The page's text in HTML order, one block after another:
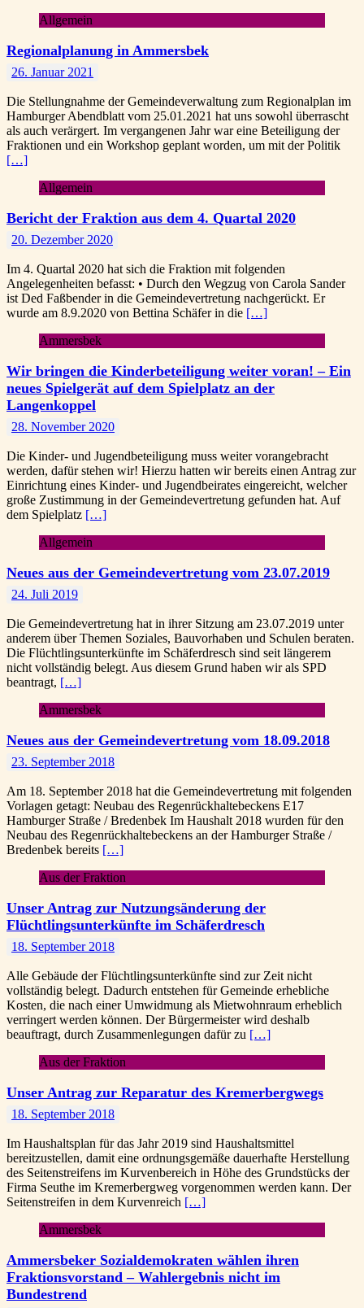
Allgemein
Regionalplanung in Ammersbek
26. Januar 2021
Die Stellungnahme der Gemeindeverwaltung zum Regionalplan im
Hamburger Abendblatt vom 25.01.2021 hat uns sowohl überrascht
als auch verärgert. Im vergangenen Jahr war eine Beteiligung der
Fraktionen und ein Workshop geplant worden, um mit der Politik
[…]
Allgemein
Bericht der Fraktion aus dem 4. Quartal 2020
20. Dezember 2020
Im 4. Quartal 2020 hat sich die Fraktion mit folgenden
Angelegenheiten befasst: • Durch den Wegzug von Carola Sander
ist Ded Faßbender in die Gemeindevertretung nachgerückt. Er
wurde am 8.9.2020 von Bettina Schäfer in die […]
Ammersbek
Wir bringen die Kinderbeteiligung weiter voran! – Ein
neues Spielgerät auf dem Spielplatz an der
Langenkoppel
28. November 2020
Die Kinder- und Jugendbeteiligung muss weiter vorangebracht
werden, dafür stehen wir! Hierzu hatten wir bereits einen Antrag zur
Einrichtung eines Kinder- und Jugendbeirates eingereicht, welcher
große Zustimmung in der Gemeindevertretung gefunden hat. Auf
dem Spielplatz […]
Allgemein
Neues aus der Gemeindevertretung vom 23.07.2019
24. Juli 2019
Die Gemeindevertretung hat in ihrer Sitzung am 23.07.2019 unter
anderem über Themen Soziales, Bauvorhaben und Schulen beraten.
Die Flüchtlingsunterkünfte im Schäferdresch sind seit längerem
nicht vollständig belegt. Aus diesem Grund haben wir als SPD
beantragt, […]
Ammersbek
Neues aus der Gemeindevertretung vom 18.09.2018
23. September 2018
Am 18. September 2018 hat die Gemeindevertretung mit folgenden
Vorlagen getagt: Neubau des Regenrückhaltebeckens E17
Hamburger Straße / Bredenbek Im Haushalt 2018 wurden für den
Neubau des Regenrückhaltebeckens an der Hamburger Straße /
Bredenbek bereits […]
Aus der Fraktion
Unser Antrag zur Nutzungsänderung der
Flüchtlingsunterkünfte im Schäferdresch
18. September 2018
Alle Gebäude der Flüchtlingsunterkünfte sind zur Zeit nicht
vollständig belegt. Dadurch entstehen für Gemeinde erhebliche
Kosten, die nach einer Umwidmung als Mietwohnraum erheblich
verringert werden können. Der Bürgermeister wird deshalb
beauftragt, durch Zusammenlegungen dafür zu […]
Aus der Fraktion
Unser Antrag zur Reparatur des Kremerbergwegs
18. September 2018
Im Haushaltsplan für das Jahr 2019 sind Haushaltsmittel
bereitzustellen, damit eine ordnungsgemäße dauerhafte Herstellung
des Seitenstreifens im Kurvenbereich in Höhe des Grundstücks der
Firma Seuthe im Kremerbergweg vorgenommen werden kann. Der
Seitenstreifen in dem Kurvenreich […]
Ammersbek
Ammersbeker Sozialdemokraten wählen ihren
Fraktionsvorstand – Wahlergebnis nicht im
Bundestrend